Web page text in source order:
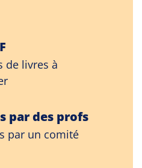
de livres à
par des profs
par un comité